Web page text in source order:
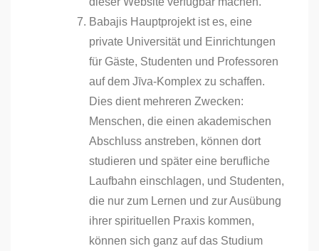
Babajis Hauptprojekt ist es, eine
private Universität und Einrichtungen
für Gäste, Studenten und Professoren
auf dem Jīva-Komplex zu schaffen.
Dies dient mehreren Zwecken:
Menschen, die einen akademischen
Abschluss anstreben, können dort
studieren und später eine berufliche
Laufbahn einschlagen, und Studenten,
die nur zum Lernen und zur Ausübung
ihrer spirituellen Praxis kommen,
können sich ganz auf das Studium